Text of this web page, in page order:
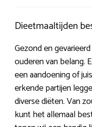
Dieetmaaltijden
Gezond en
ouderen van belang.
een aandoening of
erkende partijen
diverse diëten. Van
kunt het allemaal